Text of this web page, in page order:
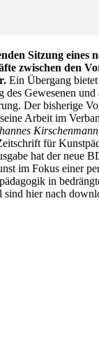
Sitzung eines
zwischen den
Ein Übergang
des Gewesenen
Der bisherige
Arbeit im
Kirschenmann
für
hat der neue
im Fokus einer
in
hier nach